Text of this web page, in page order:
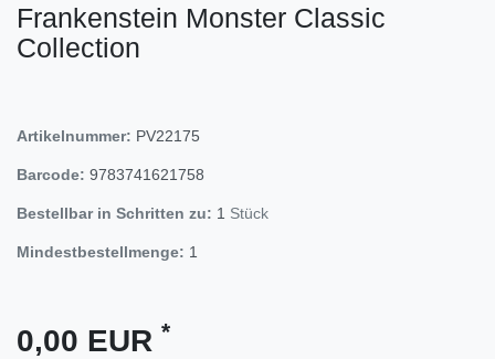
Frankenstein Monster Classic
Collection
Artikelnummer: PV22175
Barcode: 9783741621758
Bestellbar in Schritten zu: 1 Stück
Mindestbestellmenge: 1
0,00 EUR *